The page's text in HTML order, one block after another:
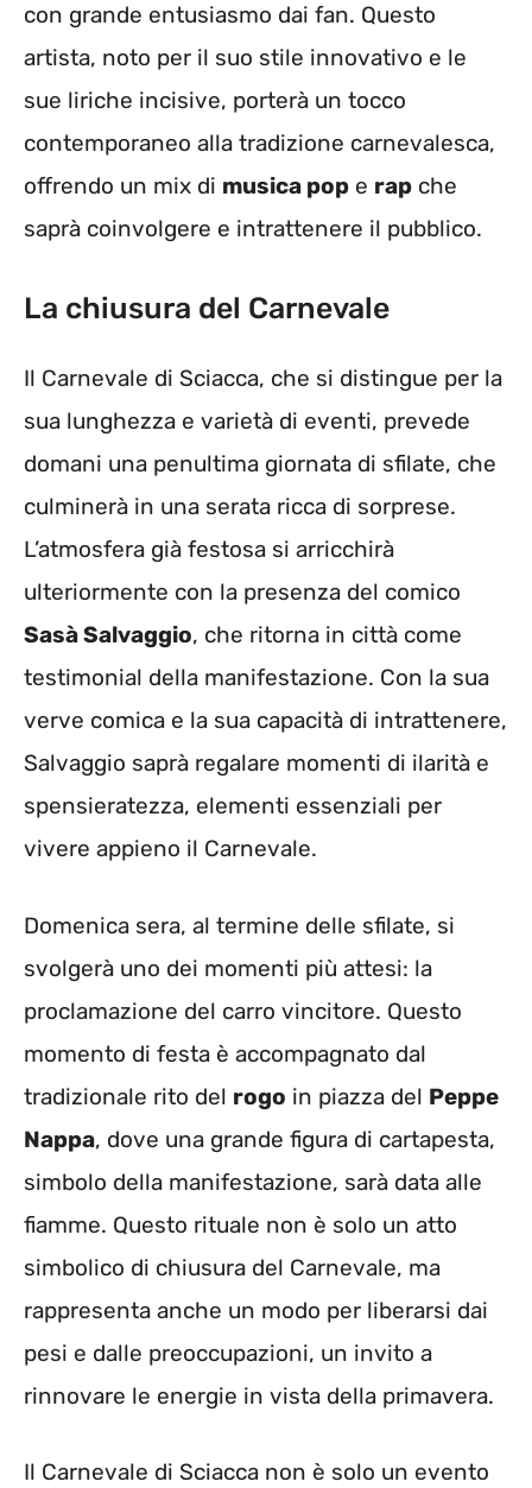
con grande entusiasmo dai fan. Questo
artista, noto per il suo stile innovativo e le
sue liriche incisive, porterà un tocco
contemporaneo alla tradizione carnevalesca,
offrendo un mix di musica pop e rap che
saprà coinvolgere e intrattenere il pubblico.
La chiusura del Carnevale
Il Carnevale di Sciacca, che si distingue per la
sua lunghezza e varietà di eventi, prevede
domani una penultima giornata di sfilate, che
culminerà in una serata ricca di sorprese.
L’atmosfera già festosa si arricchirà
ulteriormente con la presenza del comico
Sasà Salvaggio, che ritorna in città come
testimonial della manifestazione. Con la sua
verve comica e la sua capacità di intrattenere,
Salvaggio saprà regalare momenti di ilarità e
spensieratezza, elementi essenziali per
vivere appieno il Carnevale.
Domenica sera, al termine delle sfilate, si
svolgerà uno dei momenti più attesi: la
proclamazione del carro vincitore. Questo
momento di festa è accompagnato dal
tradizionale rito del rogo in piazza del Peppe
Nappa, dove una grande figura di cartapesta,
simbolo della manifestazione, sarà data alle
fiamme. Questo rituale non è solo un atto
simbolico di chiusura del Carnevale, ma
rappresenta anche un modo per liberarsi dai
pesi e dalle preoccupazioni, un invito a
rinnovare le energie in vista della primavera.
Il Carnevale di Sciacca non è solo un evento